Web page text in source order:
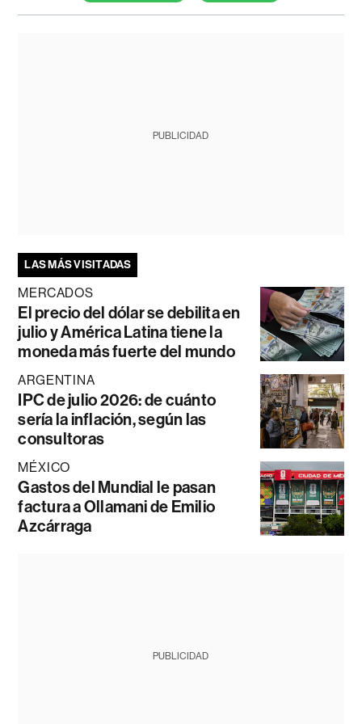
PUBLICIDAD
LAS MÁS VISITADAS
MERCADOS
El precio del dólar se debilita en
julio y América Latina tiene la
moneda más fuerte del mundo
ARGENTINA
IPC de julio 2026: de cuánto
sería la inflación, según las
consultoras
MÉXICO
Gastos del Mundial le pasan
factura a Ollamani de Emilio
Azcárraga
PUBLICIDAD